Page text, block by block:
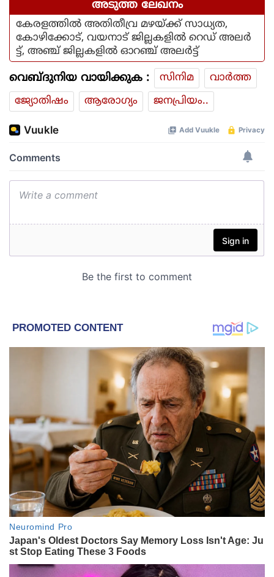
അടുത്ത ലേഖനം
കേരളത്തിൽ അതിതീവ്ര മഴയ്ക്ക് സാധ്യത,
കോഴിക്കോട്, വയനാട് ജില്ലകളിൽ റെഡ് അലർ
ട്ട്, അഞ്ച് ജില്ലകളിൽ ഓറഞ്ച് അലർട്ട്
വെബ്ദുനിയ വായിക്കുക : സിനിമ
വാര്‍ത്ത
ജ്യോതിഷം
ആരോഗ്യം ജനപ്രിയം..